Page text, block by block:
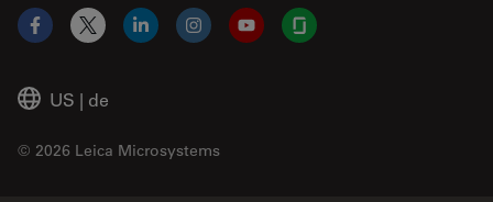
US | de
© 2026 Leica Microsystems
Facebook
X LinkedInInstagramYouTubeGlassdoor